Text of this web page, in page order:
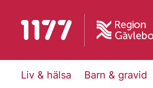
Till startsidan för 1177
Liv & hälsa Barn & gravid